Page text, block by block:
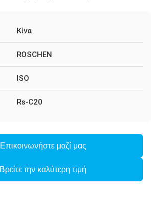
Κίνα
ROSCHEN
ISO
Rs-C20
Επικοινωνήστε μαζί μας
Βρείτε την καλύτερη τιμή